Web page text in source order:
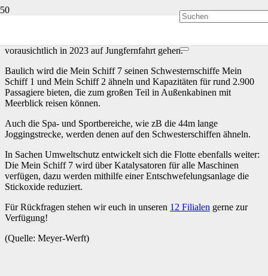
vorausichtlich in 2023 auf Jungfernfahrt gehen.
Baulich wird die Mein Schiff 7 seinen Schwesternschiffe Mein
Schiff 1 und Mein Schiff 2 ähneln und Kapazitäten für rund 2.900
Passagiere bieten, die zum großen Teil in Außenkabinen mit
Meerblick reisen können.
Auch die Spa- und Sportbereiche, wie zB die 44m lange
Joggingstrecke, werden denen auf den Schwesterschiffen ähneln.
In Sachen Umweltschutz entwickelt sich die Flotte ebenfalls weiter:
Die Mein Schiff 7 wird über Katalysatoren für alle Maschinen
verfügen, dazu werden mithilfe einer Entschwefelungsanlage die
Stickoxide reduziert.
Für Rückfragen stehen wir euch in unseren 12 Filialen gerne zur
Verfügung!
(Quelle: Meyer-Werft)